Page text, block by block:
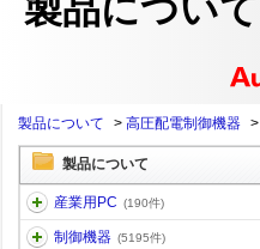
製品について
製品について > 高圧配電制御機器 >
製品について
産業用PC (190件)
制御機器 (5195件)